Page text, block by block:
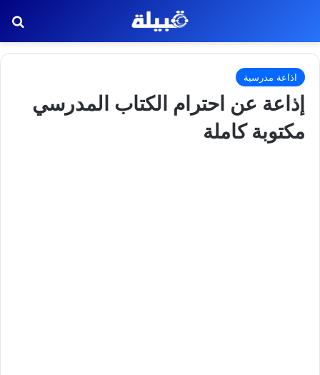
اذاعة مدرسية
إذاعة عن احترام الكتاب المدرسي
مكتوبة كاملة